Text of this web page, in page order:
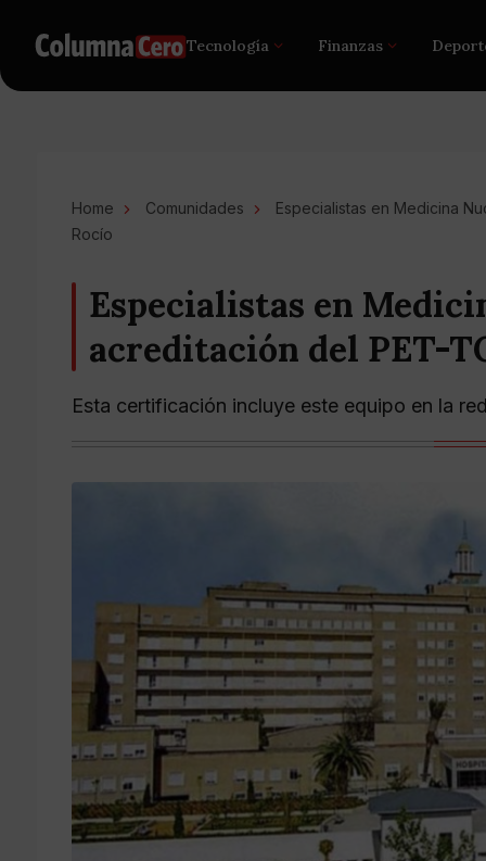
Tecnología Finanzas
Home Comunidades
Especialistas en Medicina
Rocío
Especialistas en
acreditación del PET-
Esta certificación incluye este equipo en la